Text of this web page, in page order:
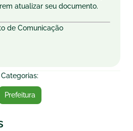
atualizar seu documento.
de Comunicação
Categorias:
Prefeitura